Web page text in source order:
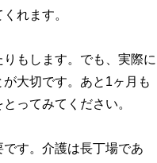
れます。
もします。でも、実際に
大切です。あと1ヶ月も
ってみてください。
す。介護は長丁場であ